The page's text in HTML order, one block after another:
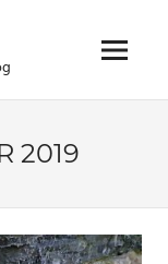
Menü
2019